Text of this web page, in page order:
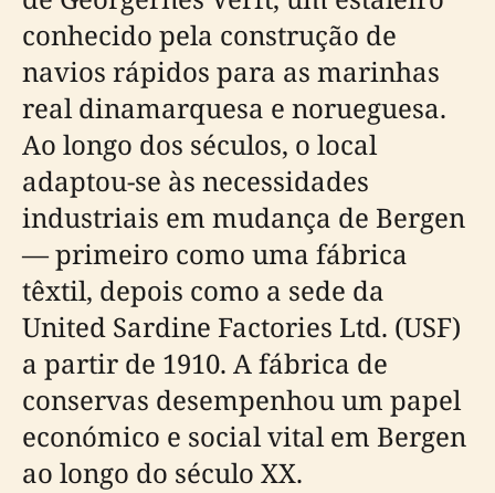
conhecido pela construção de
navios rápidos para as marinhas
real dinamarquesa e norueguesa.
Ao longo dos séculos, o local
adaptou-se às necessidades
industriais em mudança de Bergen
— primeiro como uma fábrica
têxtil, depois como a sede da
United Sardine Factories Ltd. (USF)
a partir de 1910. A fábrica de
conservas desempenhou um papel
económico e social vital em Bergen
ao longo do século XX.